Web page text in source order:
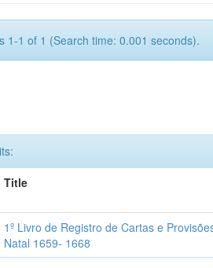
1-1 of 1 (Search time: 0.001 seconds).
Title
1º Livro de Registro de Cartas e
Natal 1659- 1668